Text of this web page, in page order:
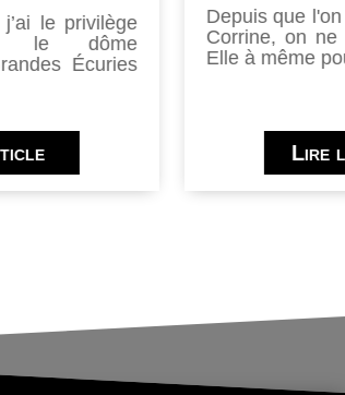
le privilège
le dôme
Écuries
Depuis que
Corrine, on ne
Elle à même
Lire